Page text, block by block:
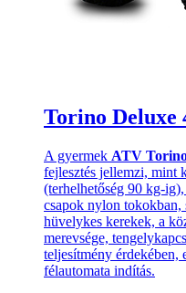
Torino Deluxe
A gyermek ATV
fejlesztés jellemzi, mint
(terhelhetőség 90 kg-
csapok nylon tokokban,
hüvelykes kerekek, a
merevsége,
teljesítmény érdekében,
félautomata indítás.